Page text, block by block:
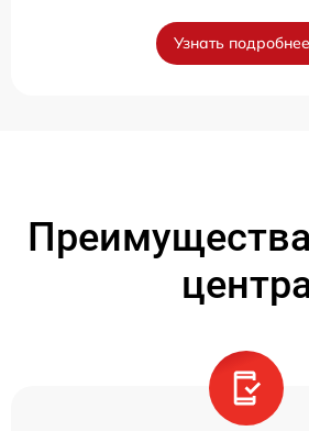
Узнать подробнее